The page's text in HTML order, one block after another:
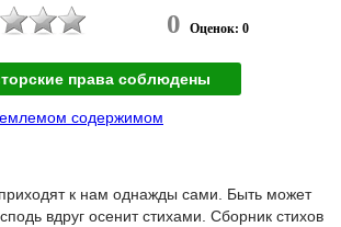
0 Оценок: 0
права соблюдены
содержимом
приходят к нам однажды сами. Быть может
вдруг осенит стихами. Сборник стихов